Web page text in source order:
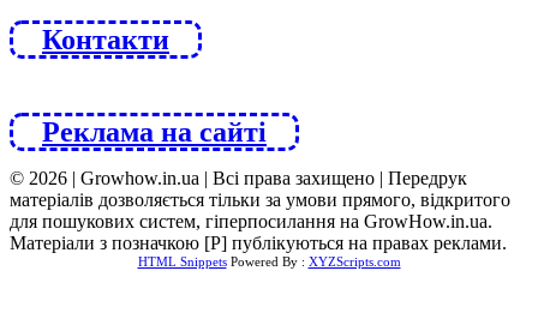
Контакти
Реклама на сайті
© 2026 | Growhow.in.ua | Всі права захищено | Передрук
матеріалів дозволяється тільки за умови прямого, відкритого
для пошукових систем, гіперпосилання на GrowHow.in.ua.
Матеріали з позначкою [Р] публікуються на правах реклами.
HTML SnippetsPowered By : XYZScripts.com